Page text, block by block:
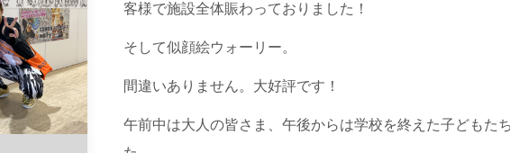
客様で施設全体賑わっておりました！
そして似顔絵ウォーリー。
間違いありません。大好評です！
午前中は大人の皆さま、午後からは学校を終えた子どもた